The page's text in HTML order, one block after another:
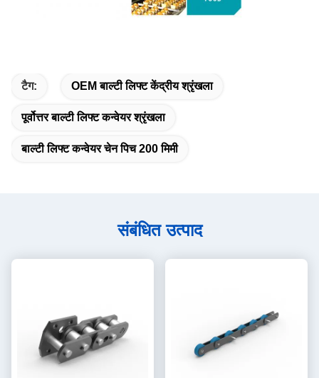
टैग: OEM बाल्टी लिफ्ट केंद्रीय श्रृंखला
पूर्वोत्तर बाल्टी लिफ्ट कन्वेयर श्रृंखला
बाल्टी लिफ्ट कन्वेयर चेन पिच 200 मिमी
संबंधित उत्पाद